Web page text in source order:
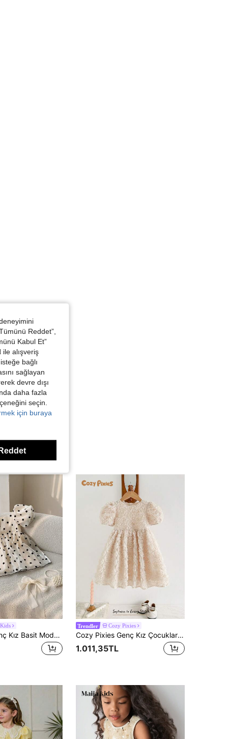
Dazy Kids Genç Kız Basit Moda Rahat Günlük Kısa Kollu Elbise
Trendler Cozy Pixies
Cozy Pixies Genç Kız Çocukları İçin Gül Desenli File Kumaştan Yuvarlak Yakalı, Kabarık Kollu, Belden Büzgülü Elbise, Sevgililer Günü İçin Uygun, Kız Kardeşler İçin Uyumlu Takım
1.011,35TL
Reddet”,
Kabul Et”
alışveriş
bağlı
sağlayan
devre dışı
daha fazla
seçin.
için buraya